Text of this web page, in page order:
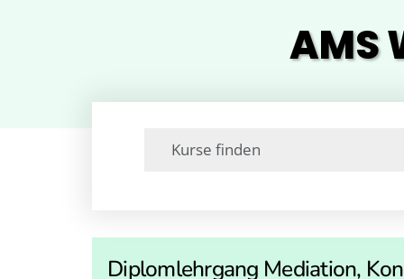
AMS
Diplomlehrgang Mediation,